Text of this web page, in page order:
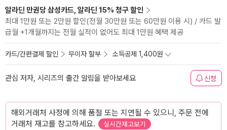
알라딘 만권당 삼성카드, 알라딘 15% 청구 할인
최대 1만원 또는 2만원 할인(전월 30만원 또는 60만원 이용 시) / 카드 발
급월 +1개월까지는 전월 실적이 없어도 최대 1만원 혜택 제공
카드/간편결제 할인 무이자 할부 소득공제 1,400원
관심 저자, 시리즈의 출간 알림을 받아보세요 신청
해외거래처 사정에 의해 품절 또는 지연될 수 있으니, 주문 전에
거래처 재고를 참고하세요.
실시간재고보기